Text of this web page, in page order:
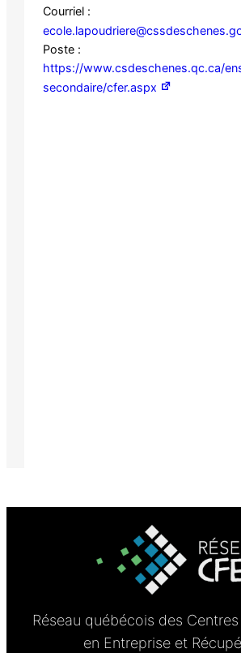
Courriel :
Poste :
https://www.csdeschenes.qc.ca/
secondaire/cfer.aspx
Réseau québécois des
en Entreprise et